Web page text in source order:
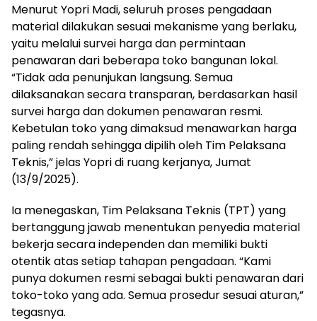
Menurut Yopri Madi, seluruh proses pengadaan
material dilakukan sesuai mekanisme yang berlaku,
yaitu melalui survei harga dan permintaan
penawaran dari beberapa toko bangunan lokal.
“Tidak ada penunjukan langsung. Semua
dilaksanakan secara transparan, berdasarkan hasil
survei harga dan dokumen penawaran resmi.
Kebetulan toko yang dimaksud menawarkan harga
paling rendah sehingga dipilih oleh Tim Pelaksana
Teknis,” jelas Yopri di ruang kerjanya, Jumat
(13/9/2025).
Ia menegaskan, Tim Pelaksana Teknis (TPT) yang
bertanggung jawab menentukan penyedia material
bekerja secara independen dan memiliki bukti
otentik atas setiap tahapan pengadaan. “Kami
punya dokumen resmi sebagai bukti penawaran dari
toko-toko yang ada. Semua prosedur sesuai aturan,”
tegasnya.